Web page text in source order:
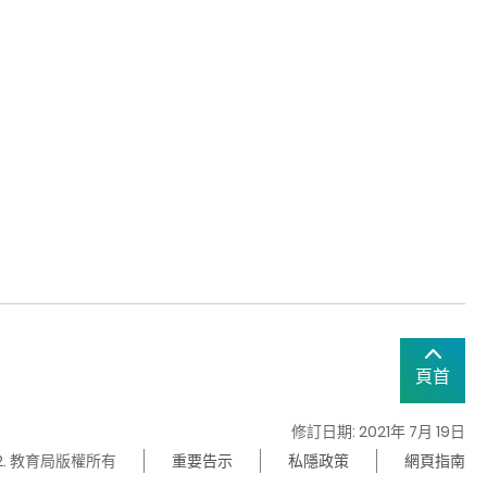
頁首
修訂日期: 2021年 7月 19日
教育局版權所有
重要告示 私隱政策 網頁指南